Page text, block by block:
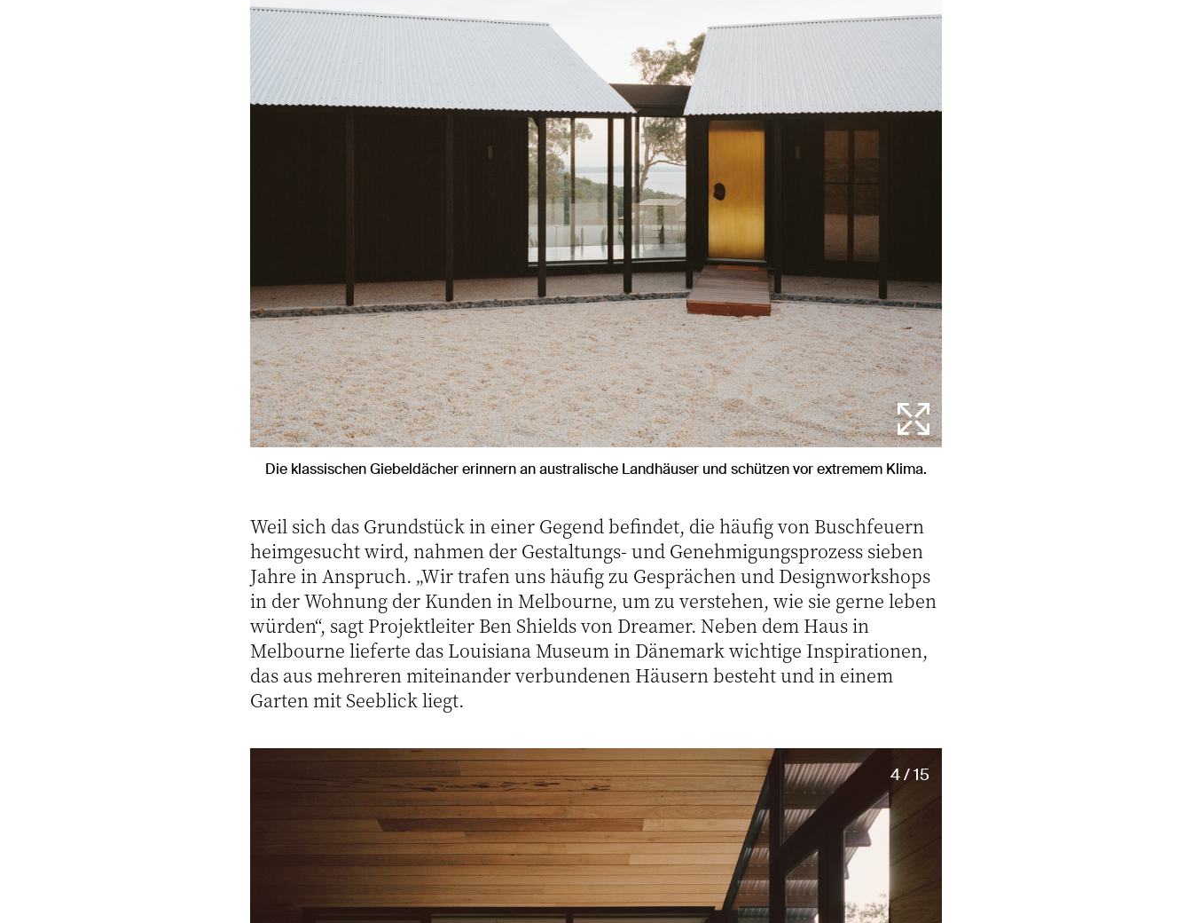
Die klassischen Giebeldächer erinnern an australische Landhäuser und schützen vor extremem Klima.
Weil sich das Grundstück in einer Gegend befindet, die häufig von Buschfeuern
heimgesucht wird, nahmen der Gestaltungs- und Genehmigungsprozess sieben
Jahre in Anspruch. „Wir trafen uns häufig zu Gesprächen und Designworkshops
in der Wohnung der Kunden in Melbourne, um zu verstehen, wie sie gerne leben
würden“, sagt Projektleiter Ben Shields von Dreamer. Neben dem Haus in
Melbourne lieferte das Louisiana Museum in Dänemark wichtige Inspirationen,
das aus mehreren miteinander verbundenen Häusern besteht und in einem
Garten mit Seeblick liegt.
4 / 15